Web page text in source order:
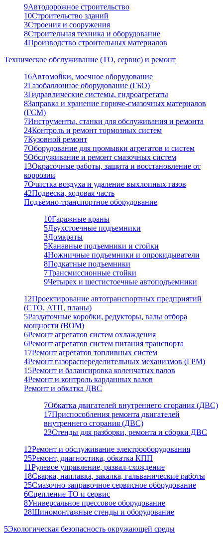
9Автодорожное строительство
10Строительство зданий
3Строения и сооружения
8Строительная техника и оборудование
4Производство строительных материалов
Техническое обслуживание (ТО, сервис) и ремонт
16Автомойки, моечное оборудование
2Газобаллонное оборудование (ГБО)
3Гидравлические системы, гидроагрегаты
8Заправка и хранение горюче-смазочных материалов
(ГСМ)
7Инструменты, станки для обслуживания и ремонта
24Контроль и ремонт тормозных систем
7Кузовной ремонт
7Оборудование для промывки агрегатов и систем
5Обслуживание и ремонт смазочных систем
13Окрасочные работы, защита и восстановление от
коррозии
7Очистка воздуха и удаление выхлопных газов
42Подвеска, ходовая часть
Подъемно-транспортное оборудование
10Гаражные краны
5Двухстоечные подъемники
3Домкраты
5Канавные подъемники и стойки
4Ножничные подъемники и опрокидыватели
8Подкатные подъемники
7Трансмиссионные стойки
9Четырех и шестистоечные автоподъемники
12Проектирование автотранспортных предприятий
(СТО, АТП, планы)
5Раздаточные коробки, редукторы, валы отбора
мощности (ВОМ)
6Ремонт агрегатов систем охлаждения
6Ремонт агрегатов систем питания транспорта
17Ремонт агрегатов топливных систем
4Ремонт газораспеределительных механизмов (ГРМ)
15Ремонт и балансировка коленчатых валов
4Ремонт и контроль карданных валов
Ремонт и обкатка ДВС
7Обкатка двигателей внутреннего сгорания (ДВС)
17Приспособления ремонта двигателей
внутреннего сгорания (ДВС)
23Стенды для разборки, ремонта и сборки ДВС
12Ремонт и обслуживание электрооборудования
25Ремонт, диагностика, обкатка КПП
11Рулевое управление, развал-схождение
18Сварка, наплавка, закалка, гальванические работы
25Смазочно-заправочное сервисное оборудование
6Сцепление ТО и сервис
8Универсальное прессовое оборудование
28Шиномонтажные стенды и оборудование
5Экологическая безопасность окружающей среды